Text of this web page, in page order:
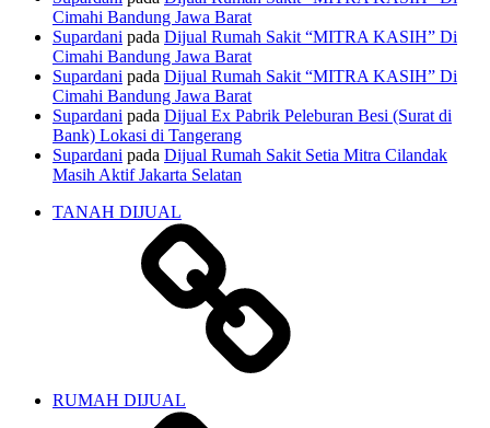
Cimahi Bandung Jawa Barat
Supardani pada Dijual Rumah Sakit “MITRA KASIH” Di
Cimahi Bandung Jawa Barat
Supardani pada Dijual Rumah Sakit “MITRA KASIH” Di
Cimahi Bandung Jawa Barat
Supardani pada Dijual Ex Pabrik Peleburan Besi (Surat di
Bank) Lokasi di Tangerang
Supardani pada Dijual Rumah Sakit Setia Mitra Cilandak
Masih Aktif Jakarta Selatan
TANAH DIJUAL
RUMAH DIJUAL